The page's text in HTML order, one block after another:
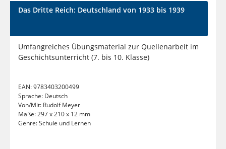
Das Dritte Reich: Deutschland von 1933 bis 1939
Umfangreiches Übungsmaterial zur Quellenarbeit im
Geschichtsunterricht (7. bis 10. Klasse)
EAN:9783403200499
Sprache: Deutsch
Von/Mit: Rudolf Meyer
Maße:297 x 210 x 12 mm
Genre:Schule und Lernen